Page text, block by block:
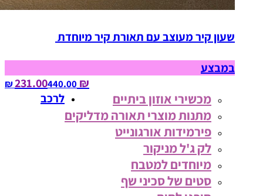
שעון קיר מעוצב עם תאורת קיר מיוחדת
במבצע
₪ 231.00
440.00‏ ₪
מכשירי אוזון ביתיים
מתנות מוצרי תאורה מדליקים
פירמידות אורגונייט
לק ג'ל מניקור
מיוחדים למטבח
סטים של סכיני שף
לרכב